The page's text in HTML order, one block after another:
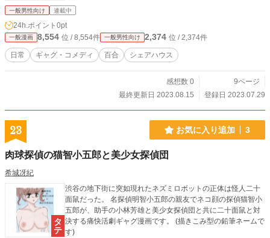
一般男性向け 連載中
24h.ポイント 0pt
一般漫画 8,554 位 / 8,554件 一般男性向け 2,374 位 / 2,374件
日常 ギャグ・コメディ 百合 シェアハウス
感想数 0
9ページ
最終更新日 2023.08.15
登録日 2023.07.29
23 お気に入り追加 3
肉球探偵の猫智小五郎と美少女探偵団
希城冴紀
渋谷の地下街に突如現れたネズミロボットの正体は怪人二十
面鼠だった。 名探偵明智小五郎の親友でネコ顔の探偵猫智小
五郎が、助手の小林芳雄と美少女探偵団と共に二十面鼠と対
決する痛快活劇ギャグ漫画です。 (描きこみ型の鉛筆ネームで
す)